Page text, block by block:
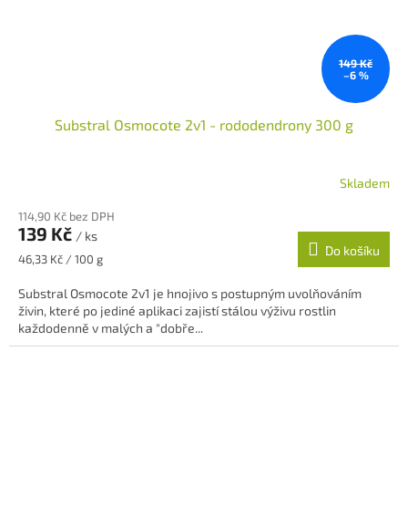
149 Kč
–6 %
Substral Osmocote 2v1 - rododendrony 300 g
Skladem
114,90 Kč bez DPH
139 Kč / ks
Měrná
46,33 Kč / 100 g
Do košíku
Substral Osmocote 2v1 je hnojivo s postupným uvolňováním
živin, které po jediné aplikaci zajistí stálou výživu rostlin
každodenně v malých a "dobře...